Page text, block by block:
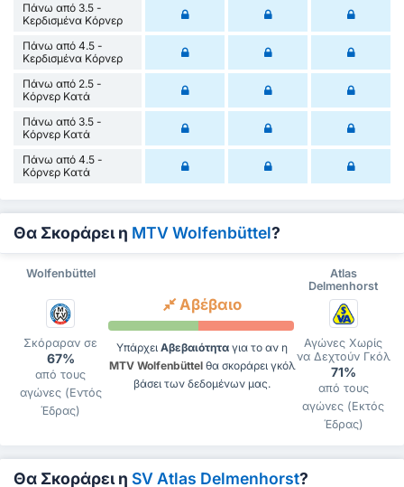
Πάνω από 3.5 -
Κερδισμένα Κόρνερ
Πάνω από 4.5 -
Κερδισμένα Κόρνερ
Πάνω από 2.5 -
Κόρνερ Κατά
Πάνω από 3.5 -
Κόρνερ Κατά
Πάνω από 4.5 -
Κόρνερ Κατά
Θα Σκοράρει η MTV Wolfenbüttel?
Wolfenbüttel
Atlas
Delmenhorst
Σκόραραν σε
67%
από τους
αγώνες (Εντός
Έδρας)
Αβέβαιο
Υπάρχει Αβεβαιότητα για το αν η
MTV Wolfenbüttelθα σκοράρει γκόλ
βάσει των δεδομένων μας.
Αγώνες Χωρίς
να Δεχτούν Γκόλ
71%
από τους
αγώνες (Εκτός
Έδρας)
Θα Σκοράρει η SV Atlas Delmenhorst?